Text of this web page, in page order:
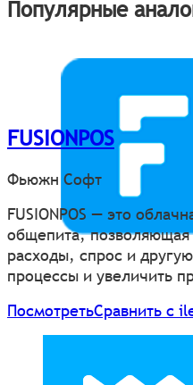
Популярные
FUSIONPOS
Фьюжн Софт
FUSIONPOS — это
общепита, позволяющая
расходы, спрос и
процессы и увеличить
ПосмотретьСравнить с